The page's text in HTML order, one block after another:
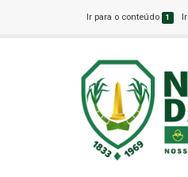
Ir para o conteúdo 1